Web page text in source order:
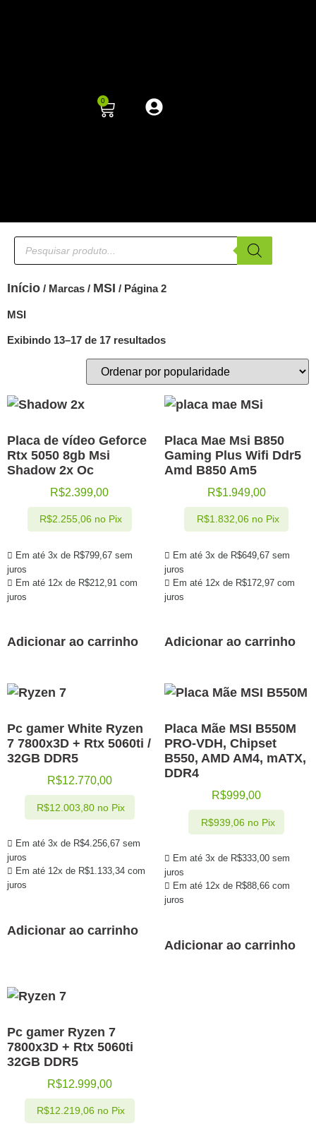
0
Início / Marcas / MSI / Página 2
MSI
Exibindo 13–17 de 17 resultados
Placa de vídeo Geforce
Rtx 5050 8gb Msi
Shadow 2x Oc
R$2.399,00
Em até 3x de R$799,67 sem
juros
Em até 12x de R$212,91 com
juros
R$2.255,06 no Pix
Adicionar ao carrinho
Placa Mae Msi B850
Gaming Plus Wifi Ddr5
Amd B850 Am5
R$1.949,00
Em até 3x de R$649,67sem
juros
Em até 12x de R$172,97com
juros
R$1.832,06 no Pix
Adicionar ao carrinho
Pc gamer White Ryzen
7 7800x3D + Rtx 5060ti /
32GB DDR5
R$12.770,00
Em até 3x de R$4.256,67 sem
juros
Em até 12x de R$1.133,34 com
juros
R$12.003,80 no Pix
Adicionar ao carrinho
Placa Mãe MSI B550M
PRO-VDH, Chipset
B550, AMD AM4, mATX,
DDR4
R$999,00
Em até 3x de R$333,00sem
juros
Em até 12x de R$88,66com
juros
R$939,06 no Pix
Adicionar ao carrinho
Pc gamer Ryzen 7
7800x3D + Rtx 5060ti
32GB DDR5
R$12.999,00
R$12.219,06 no Pix